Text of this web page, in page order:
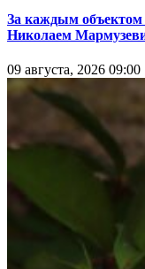
За каждым объектом
Николаем
09 августа, 2026 09:00